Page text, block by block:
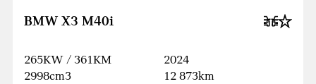
BMW X3 M40i
265KW / 361KM
2998cm3
2024
12 873km